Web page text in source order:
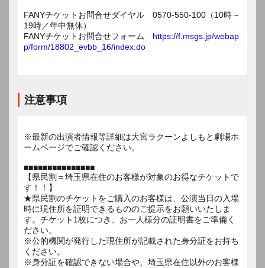
FANYチケットお問合せダイヤル 0570-550-100（10時～
19時／年中無休）
FANYチケットお問合せフォーム https://f.msgs.jp/webap
p/form/18802_evbb_16/index.do
注意事項
※最新の出演者情報等詳細は大宮ラクーンよしもと劇場ホ
ームページでご確認ください。
■■■■■■■■■■■■■■■
【県民割＝埼玉県在住のお客様が対象のお得なチケットで
す！！】
★県民割のチケットをご購入のお客様は、公演当日の入場
時に現住所を証明できるもののご提示をお願いいたしま
す。チケット1枚につき、お一人様分の証明書をご準備く
ださい。
※公的機関が発行した現住所が記載された身分証をお持ち
ください。
※身分証を確認できない場合や、埼玉県在住以外のお客様